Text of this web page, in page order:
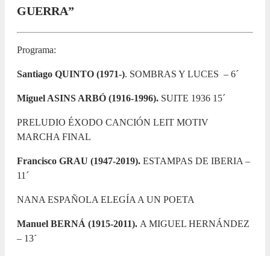
GUERRA”
Programa:
Santiago QUINTO (1971-). SOMBRAS Y LUCES – 6´
Miguel ASINS ARBÓ (1916-1996). SUITE 1936 15´
PRELUDIO ÉXODO CANCIÓN LEIT MOTIV
MARCHA FINAL
Francisco GRAU (1947-2019). ESTAMPAS DE IBERIA –
11´
NANA ESPAÑOLA ELEGÍA A UN POETA
Manuel BERNÁ (1915-2011). A MIGUEL HERNÁNDEZ
– 13´